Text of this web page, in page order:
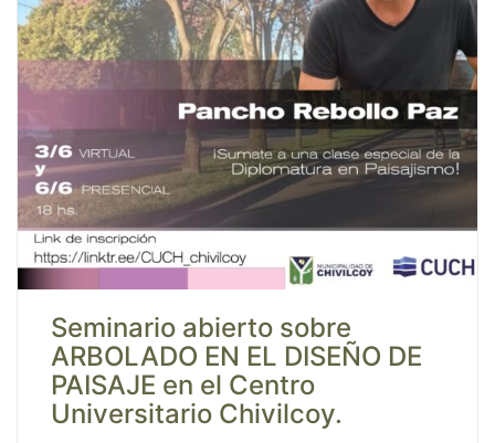
Seminario abierto sobre
ARBOLADO EN EL DISEÑO DE
PAISAJE en el Centro
Universitario Chivilcoy.